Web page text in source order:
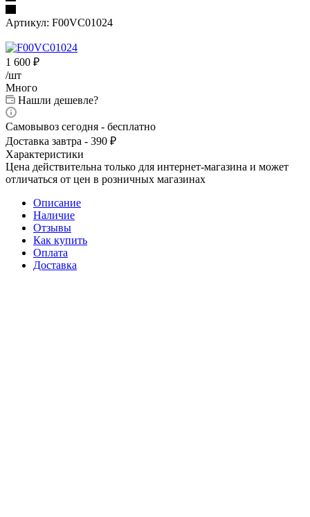
Артикул: F00VC01024
1 600 ₽
/шт
Много
Нашли дешевле?
Самовывоз сегодня - бесплатно
Доставка завтра - 390 ₽
Характеристики
Цена действительна только для интернет-магазина и может
отличаться от цен в розничных магазинах
Описание
Наличие
Отзывы
Как купить
Оплата
Доставка